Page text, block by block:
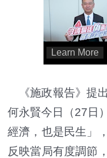
《施政報告》提
何永賢今日（27日
經濟，也是民生」
反映當局有度調節